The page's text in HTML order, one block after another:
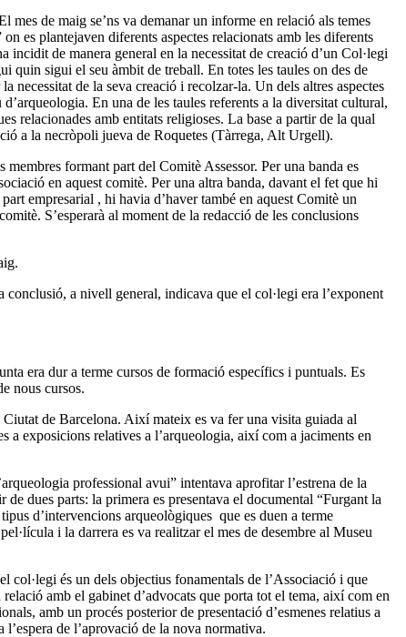
de maig se’ns va demanar un informe en relació als temes
es plantejaven diferents aspectes relacionats amb les diferents
incidit de manera general en la necessitat de creació d’un Col·legi
quin sigui el seu àmbit de treball. En totes les taules on des de
necessitat de la seva creació i recolzar-la. Un dels altres aspectes
En una de les taules referents a la diversitat cultural,
relacionades amb entitats religioses. La base a partir de la qual
a la necròpoli jueva de Roquetes (Tàrrega, Alt Urgell).
formant part del Comitè Assessor. Per una banda es
en aquest comitè. Per una altra banda, davant el fet que hi
empresarial , hi havia d’haver també en aquest Comitè un
S’esperarà al moment de la redacció de les conclusions
a nivell general, indicava que el col·legi era l’exponent
era dur a terme cursos de formació específics i puntuals. Es
nous cursos.
de Barcelona. Així mateix es va fer una visita guiada al
a exposicions relatives a l’arqueologia, així com a jaciments en
professional avui” intentava aprofitar l’estrena de la
dues parts: la primera es presentava el documental “Furgant la
d’intervencions arqueològiques que es duen a terme
i la darrera es va realitzar el mes de desembre al Museu
col·legi és un dels objectius fonamentals de l’Associació i que
amb el gabinet d’advocats que porta tot el tema, així com en
amb un procés posterior de presentació d’esmenes relatius a
de l’aprovació de la nova normativa.